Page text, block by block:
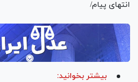
انتهای پیام/
بیشتر بخوانید: